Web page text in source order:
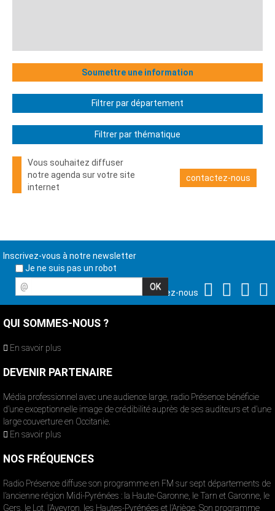
Soumettre une information
Filtrer par département
Filtrer par thématique
Vous souhaitez diffuser
notre agenda sur votre site
internet
contactez-nous
Inscrivez-vous à notre newsletter
Je ne suis pas un robot
@
Suivez-nous
QUI SOMMES-NOUS ?
En savoir plus
DEVENIR PARTENAIRE
Média professionnel avec une audience large, radio Présence bénéficie
d’une exceptionnelle image de crédibilité auprès de ses auditeurs et d’une
large couverture en Occitanie.
En savoir plus
NOS FRÉQUENCES
Radio Présence diffuse son programme en FM sur sept départements de
l’ancienne région Midi-Pyrénées : la Haute-Garonne, le Tarn et Garonne, le
Gers, le Lot, l’Aveyron, les Hautes-Pyrénées et l’Ariège. Son programme